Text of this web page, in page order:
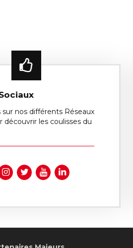
sur nos différents Réseaux
découvrir les coulisses du